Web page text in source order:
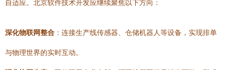
自适应。北京软件技术开发应继续聚焦以下方向：
深化物联网整合 ：连接生产线传感器、仓储机器人等设备，实现排单
与物理世界的实时互动。